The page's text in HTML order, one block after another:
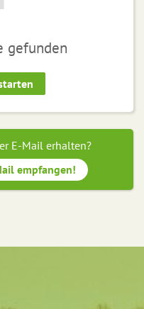
gefunden
E-Mail erhalten?
empfangen!